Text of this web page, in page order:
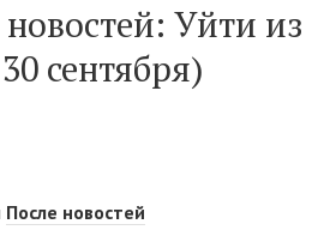
Уйти из
сентября)
После новостей